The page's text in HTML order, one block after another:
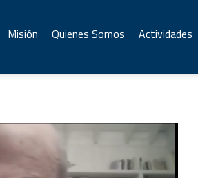
Misión Quienes Somos Actividades